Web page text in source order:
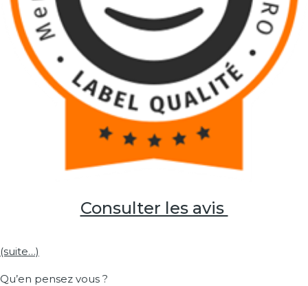
Consulter les avis
(suite…)
Qu’en pensez vous ?